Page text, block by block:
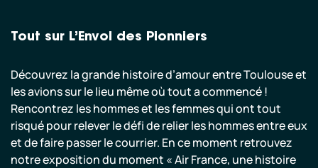
Tout sur L’Envol des Pionniers
Découvrez la grande histoire d’amour entre Toulouse et
les avions sur le lieu même où tout a commencé !
Rencontrez les hommes et les femmes qui ont tout
risqué pour relever le défi de relier les hommes entre eux
et de faire passer le courrier. En ce moment retrouvez
notre exposition du moment « Air France, une histoire